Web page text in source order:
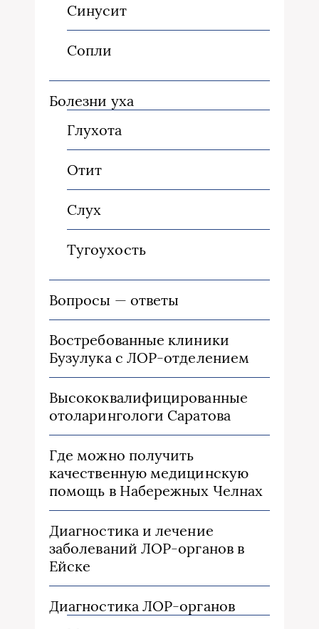
Синусит
Сопли
Болезни уха
Глухота
Отит
Слух
Тугоухость
Вопросы — ответы
Востребованные клиники
Бузулука с ЛОР-отделением
Высококвалифицированные
отоларингологи Саратова
Где можно получить
качественную медицинскую
помощь в Набережных Челнах
Диагностика и лечение
заболеваний ЛОР-органов в
Ейске
Диагностика ЛОР-органов